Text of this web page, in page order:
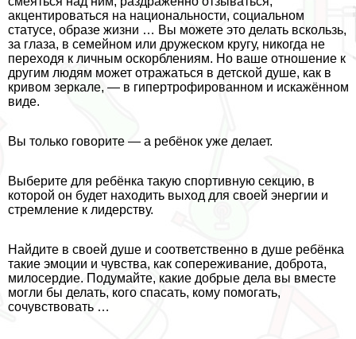
акцентироваться на национальности, социальном
статусе, образе жизни … Вы можете это делать вскользь,
за глаза, в семейном или дружеском кругу, никогда не
переходя к личным оскорблениям. Но ваше отношение к
другим людям может отражаться в детской душе, как в
кривом зеркале, — в гипертрофированном и искажённом
виде.
Вы только говорите — а ребёнок уже делает.
Выберите для ребёнка такую спортивную секцию, в
которой он будет находить выход для своей энергии и
стремление к лидерству.
Найдите в своей душе и соответственно в душе ребёнка
такие эмоции и чувства, как сопереживание, доброта,
милосердие. Подумайте, какие добрые дела вы вместе
могли бы делать, кого спасать, кому помогать,
сочувствовать …